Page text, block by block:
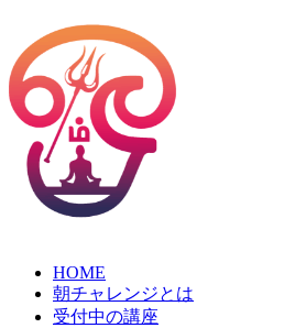
HOME
朝チャレンジとは
受付中の講座